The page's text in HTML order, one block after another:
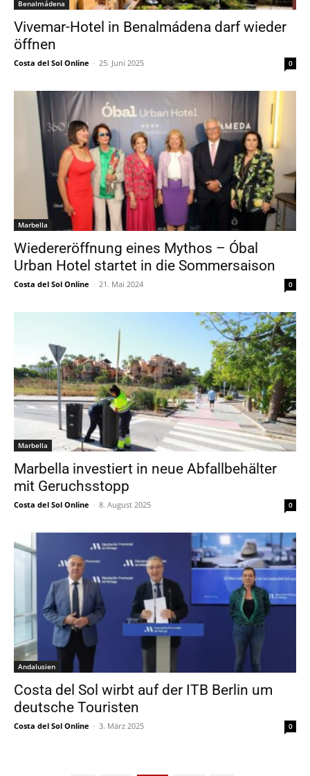
Benalmádena
Vivemar-Hotel in Benalmádena darf wieder
öffnen
Costa del Sol Online - 25. Juni 2025 0
Marbella
Wiedereröffnung eines Mythos – Óbal
Urban Hotel startet in die Sommersaison
Costa del Sol Online - 21. Mai 2024 0
Marbella
Marbella investiert in neue Abfallbehälter
mit Geruchsstopp
Costa del Sol Online - 8. August 2025 0
Andalusien
Costa del Sol wirbt auf der ITB Berlin um
deutsche Touristen
Costa del Sol Online - 3. März 2025 0